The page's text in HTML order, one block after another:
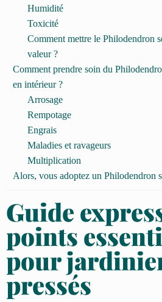
Humidité
Toxicité
Comment mettre le Philodendron
valeur ?
Comment prendre soin du
en intérieur ?
Arrosage
Rempotage
Engrais
Maladies et ravageurs
Multiplication
Alors, vous adoptez un Philodendron
Guide
points
pour
pressés